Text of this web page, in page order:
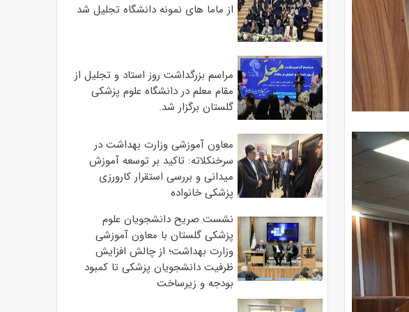
از ماما های نمونه دانشگاه تجلیل شد
مراسم بزرگداشت روز استاد و تجلیل از
مقام معلم در دانشگاه علوم پزشکی
گلستان برگزار شد.‌
معاون آموزشی وزارت بهداشت در
سرخنکلاته: تاکید بر توسعه آموزش
میدانی و بررسی استقرار کارورزی
پزشکی ‌خانواده
نشست صریح دانشجویان علوم
پزشکی گلستان با معاون آموزشی
وزارت بهداشت؛ از چالش افزایش
ظرفیت دانشجویان ‌پزشکی تا کمبود
بودجه و زیرساخت